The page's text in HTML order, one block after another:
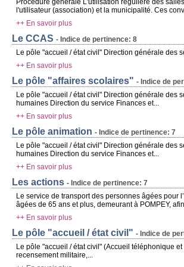
Procédure générale L'utilisation régulière des
l'utilisateur (association) et la municipalité. Ces
++ En savoir plus
Le CCAS - Indice de pertinence: 8
Le pôle "accueil / état civil" Direction générale des
++ En savoir plus
Le pôle "affaires scolaires" - Indice de
Le pôle "accueil / état civil" Direction générale des
humaines Direction du service Finances et...
++ En savoir plus
Le pôle animation - Indice de pertinence: 7
Le pôle "accueil / état civil" Direction générale des
humaines Direction du service Finances et...
++ En savoir plus
Les actions - Indice de pertinence: 7
Le service de transport des personnes âgées pour
âgées de 65 ans et plus, demeurant à POMPEY,
++ En savoir plus
Le pôle "accueil / état civil" - Indice de
Le pôle "accueil / état civil" (Accueil téléphonique
recensement militaire,...